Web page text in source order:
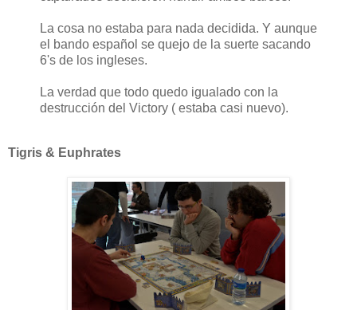
La cosa no estaba para nada decidida. Y aunque
el bando español se quejo de la suerte sacando
6's de los ingleses.
La verdad que todo quedo igualado con la
destrucción del Victory ( estaba casi nuevo).
Tigris & Euphrates